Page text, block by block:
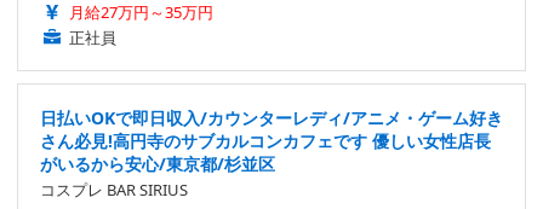
月給27万円～35万円
正社員
日払いOKで即日収入/カウンターレディ/アニメ・ゲーム好き
さん必見!高円寺のサブカルコンカフェです 優しい女性店長
がいるから安心/東京都/杉並区
コスプレ BAR SIRIUS